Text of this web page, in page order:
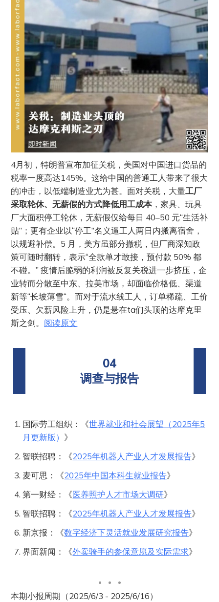
4月初，特朗普宣布加征关税，美国对中国进口货品的
税率一度高达145%。这给中国的普通工人带来了很大
的冲击，以低端制造业尤为甚。面对关税，大量工厂
采取轮休、无薪假的方式降低用工成本，家具、玩具
厂大面积停工轮休，无薪假仅给每日 40–50 元“生活补
贴”；更有企业以“停工”名义逼工人两日内搬离宿舍，
以规避补偿。5 月，美方虽部分撤税，但厂商深知政
策可随时翻转，表示“全款单才敢接，预付款 50% 都
不碰。” 疫情后脆弱的利润被反复关税进一步挤压，企
业转而分散至中东、拉美市场，却面临价格低、渠道
新等“长坡薄雪“。而对于流水线工人，订单稀疏、工价
受压、欠薪风险上升，仍是悬在ta们头顶的达摩克里
斯之剑。 阅读原文
04
调查与报告
国际劳工组织：《世界就业和社会展望（2025年5
月更新版） 》
智联招聘：《2025年机器人产业人才发展报告》
麦可思：《2025年中国本科生就业报告》
第一财经：《医养照护人才市场大调研》
智联招聘：《2025年机器人产业人才发展报告》
新京报：《数字经济下灵活就业发展研究报告》
界面新闻：《外卖骑手的参保意愿及实际需求》
本期小报周期（2025/6/3 - 2025/6/16）